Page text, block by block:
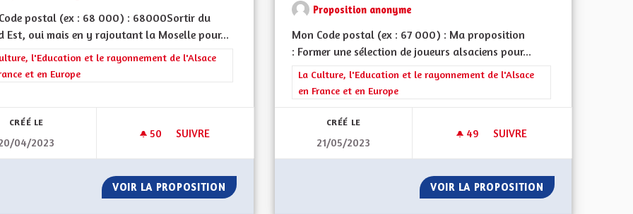
postal (ex : 68 000) : 68000Sortir du
Est, oui mais en y rajoutant la Moselle pour...
les résultats de la catégorie : La Culture, l'Education et le rayonnement de l'Alsace en France et en Europe
l'Education et le rayonnement de l'Alsace
et en Europe
CRÉÉ LE
04/2023
50 50 ABONNÉS
SUIVRE
ET POURQUOI PAS ALSACE-MOSELLE ?
VOIR LA PROPOSITION ET POURQUOI PAS ALSACE-MOSELLE ?
Proposition anonyme
Mon Code postal (ex : 67 000) : Ma proposition
: Former une sélection de joueurs alsaciens pour...
Filtrer les résultats de la catégorie : La Culture, l'Education et le
La Culture, l'Education et le rayonnement de l'Alsace
en France et en Europe
CRÉÉ LE
21/05/2023
49 49 ABONNÉS
SUIVRE
VOIR LA PROPOSITION CRÉATION